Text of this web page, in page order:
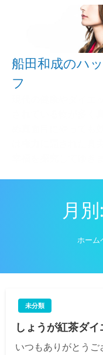
船田和成のハ
フ
月
ホーム
未分類
しょうが紅茶ダ
いつもありがとう